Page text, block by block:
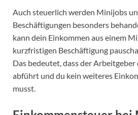
Auch steuerlich werden Minijobs
Beschäftigungen besonders
kann dein Einkommen aus einem
kurzfristigen Beschäftigung
Das bedeutet, dass der
abführt und du kein weiteres
musst.